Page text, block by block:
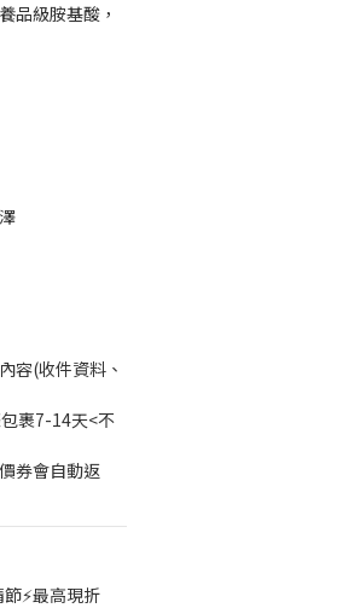
品級胺基酸，
容(收件資料、
裹7-14天<不
券會自動返
⚡最高現折